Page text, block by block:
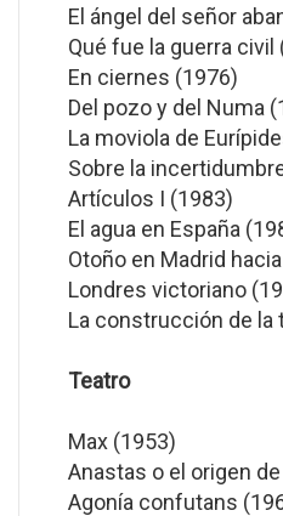
El ángel del señor
Qué fue la guerra civil
En ciernes (1976)
Del pozo y del Numa
La moviola de
Sobre la
Artículos I (1983)
El agua en España
Otoño en Madrid
Londres victoriano
La construcción de la
Teatro
Max (1953)
Anastas o el origen
Agonía confutans